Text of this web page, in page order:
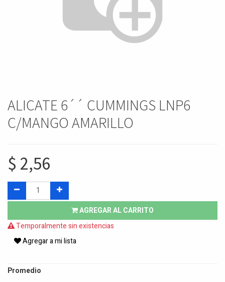
ALICATE 6´´ CUMMINGS LNP6
C/MANGO AMARILLO
$ 2,56
AGREGAR AL CARRITO
Temporalmente sin existencias
Agregar a mi lista
Promedio